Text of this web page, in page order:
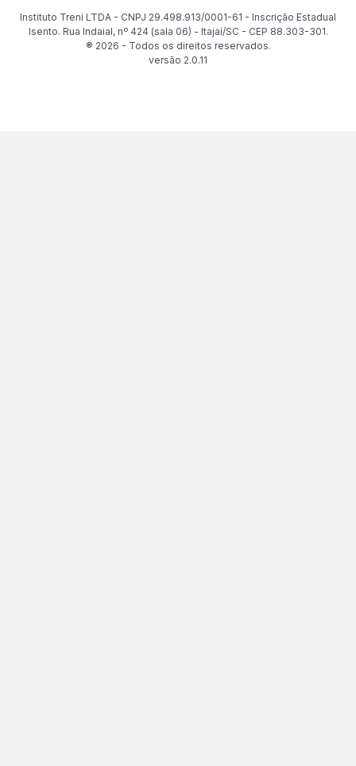
Instituto Treni LTDA - CNPJ 29.498.913/0001-61 - Inscrição Estadual
Isento. Rua Indaial, nº 424 (sala 06) - Itajaí/SC - CEP 88.303-301.
® 2026 - Todos os direitos reservados.
versão 2.0.11